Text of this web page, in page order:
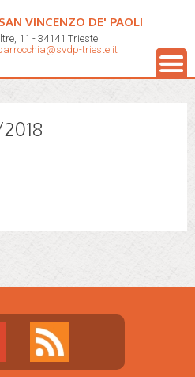
VINCENZO DE' PAOLI
11 - 34141 Trieste
trieste.it